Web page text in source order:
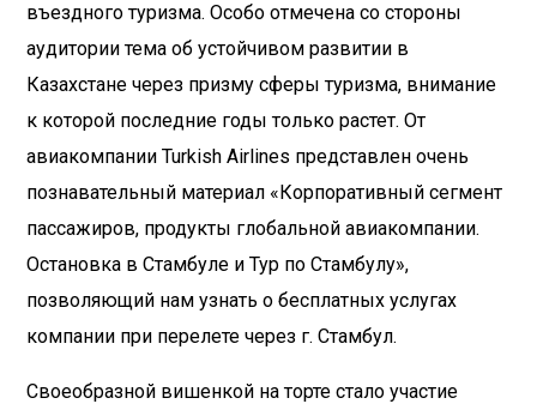
въездного туризма. Особо отмечена со стороны
аудитории тема об устойчивом развитии в
Казахстане через призму сферы туризма, внимание
к которой последние годы только растет. От
авиакомпании Turkish Airlines представлен очень
познавательный материал «Корпоративный сегмент
пассажиров, продукты глобальной авиакомпании.
Остановка в Стамбуле и Тур по Стамбулу»,
позволяющий нам узнать о бесплатных услугах
компании при перелете через г. Стамбул.
Своеобразной вишенкой на торте стало участие